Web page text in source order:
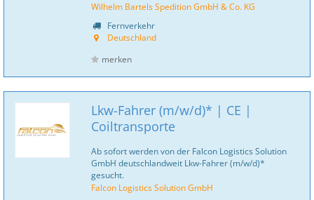
Wilhelm Bartels Spedition GmbH & Co. KG
Fernverkehr
Deutschland
merken
Lkw-Fahrer (m/w/d)* | CE |
Coiltransporte
Ab sofort werden von der Falcon Logistics Solution
GmbH deutschlandweit Lkw-Fahrer (m/w/d)*
gesucht.
Falcon Logistics Solution GmbH